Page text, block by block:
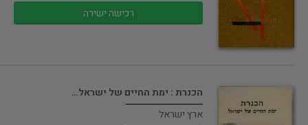
רכישה ישירה
הכנרת : ימת החיים של ישראל…
ארץ ישראל